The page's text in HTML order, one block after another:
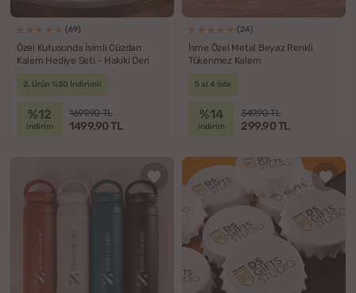
(69)
Özel Kutusunda İsimli Cüzdan
Kalem Hediye Seti - Hakiki Deri
2. Ürün %30 İndirimli
%12
indirim
1699.90 TL
1499.90 TL
(24)
İsme Özel Metal Beyaz Renkli
Tükenmez Kalem
5 al 4 öde
%14
indirim
349.90 TL
299.90 TL